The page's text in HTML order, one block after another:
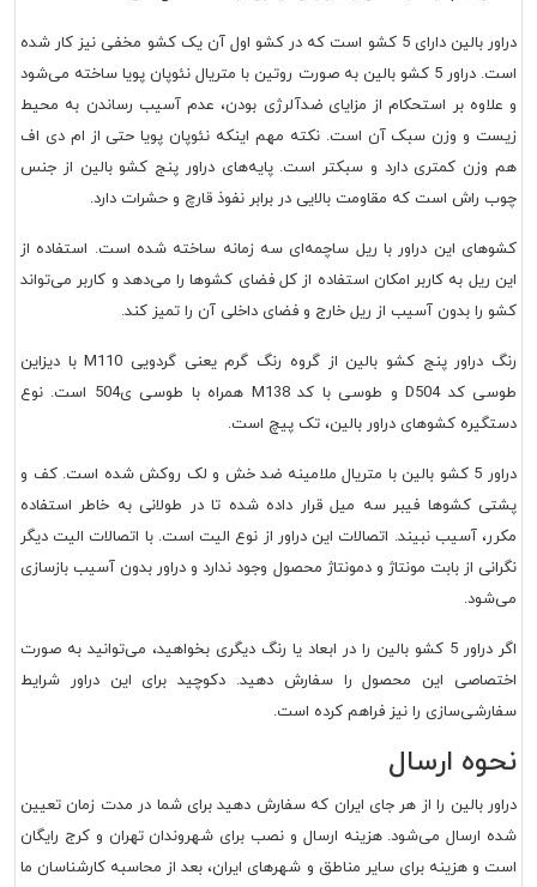
دراور بالین دارای 5 کشو است که در کشو اول آن یک کشو مخفی نیز کار شده
است. دراور 5 کشو بالین به صورت روتین با متریال نئوپان پویا ساخته می‌شود
و علاوه بر استحکام از مزایای ضدآلرژی بودن، عدم آسیب رساندن به محیط
زیست و وزن سبک آن است. نکته مهم اینکه نئوپان پویا حتی از ام دی اف
هم وزن کمتری دارد و سبکتر است. پایه‌های دراور پنج کشو بالین از جنس
چوب راش است که مقاومت بالایی در برابر نفوذ قارچ و حشرات دارد.
کشوهای این دراور با ریل ساچمه‌ای سه زمانه ساخته شده است. استفاده از
این ریل به کاربر امکان استفاده از کل فضای کشوها را می‌دهد و کاربر می‌تواند
کشو را بدون آسیب از ریل خارج و فضای داخلی آن را تمیز کند.
رنگ دراور پنج کشو بالین از گروه رنگ گرم یعنی گردویی M110 با دیزاین
طوسی کد D504 و طوسی با کد M138 همراه با طوسی ی504 است. نوع
دستگیره کشوهای دراور بالین، تک پیچ است.
دراور 5 کشو بالین با متریال ملامینه ضد خش و لک روکش شده است. کف و
پشتی کشوها فیبر سه میل قرار داده شده تا در طولانی به خاطر استفاده
مکرر، آسیب نبیند. اتصالات این دراور از نوع الیت است. با اتصالات الیت دیگر
نگرانی از بابت مونتاژ و دمونتاژ محصول وجود ندارد و دراور بدون آسیب بازسازی
می‌شود.
اگر دراور 5 کشو بالین را در ابعاد یا رنگ دیگری بخواهید، می‌توانید به صورت
اختصاصی این محصول را سفارش دهید. دکوچید برای این دراور شرایط
سفارشی‌سازی را نیز فراهم کرده است.
نحوه ارسال
دراور بالین را از هر جای ایران که سفارش دهید برای شما در مدت زمان تعیین
شده ارسال می‌شود. هزینه ارسال و نصب برای شهروندان تهران و کرج رایگان
است و هزینه برای سایر مناطق و شهرهای ایران، بعد از محاسبه کارشناسان ما